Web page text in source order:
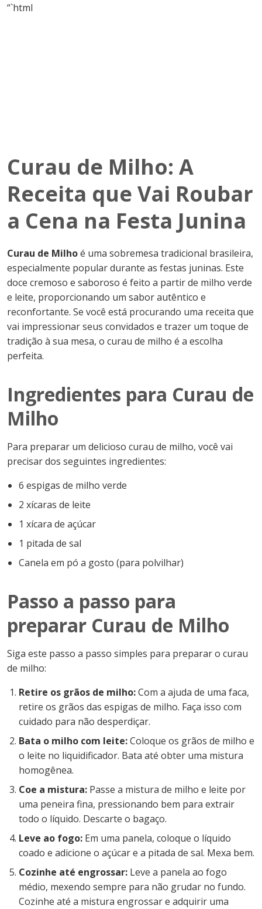
“`html
Curau de Milho: A
Receita que Vai Roubar
a Cena na Festa Junina
Curau de Milhoé uma sobremesa tradicional brasileira,
especialmente popular durante as festas juninas. Este
doce cremoso e saboroso é feito a partir de milho verde
e leite, proporcionando um sabor autêntico e
reconfortante. Se você está procurando uma receita que
vai impressionar seus convidados e trazer um toque de
tradição à sua mesa, o curau de milho é a escolha
perfeita.
Ingredientes para Curau de
Milho
Para preparar um delicioso curau de milho, você vai
precisar dos seguintes ingredientes:
6 espigas de milho verde
2 xícaras de leite
1 xícara de açúcar
1 pitada de sal
Canela em pó a gosto (para polvilhar)
Passo a passo para
preparar Curau de Milho
Siga este passo a passo simples para preparar o curau
de milho:
Retire os grãos de milho:Com a ajuda de uma faca,
retire os grãos das espigas de milho. Faça isso com
cuidado para não desperdiçar.
Bata o milho com leite:Coloque os grãos de milho e
o leite no liquidificador. Bata até obter uma mistura
homogênea.
Coe a mistura: Passe a mistura de milho e leite por
uma peneira fina, pressionando bem para extrair
todo o líquido. Descarte o bagaço.
Leve ao fogo: Em uma panela, coloque o líquido
coado e adicione o açúcar e a pitada de sal. Mexa bem.
Cozinhe até engrossar: Leve a panela ao fogo
médio, mexendo sempre para não grudar no fundo.
Cozinhe até a mistura engrossar e adquirir uma